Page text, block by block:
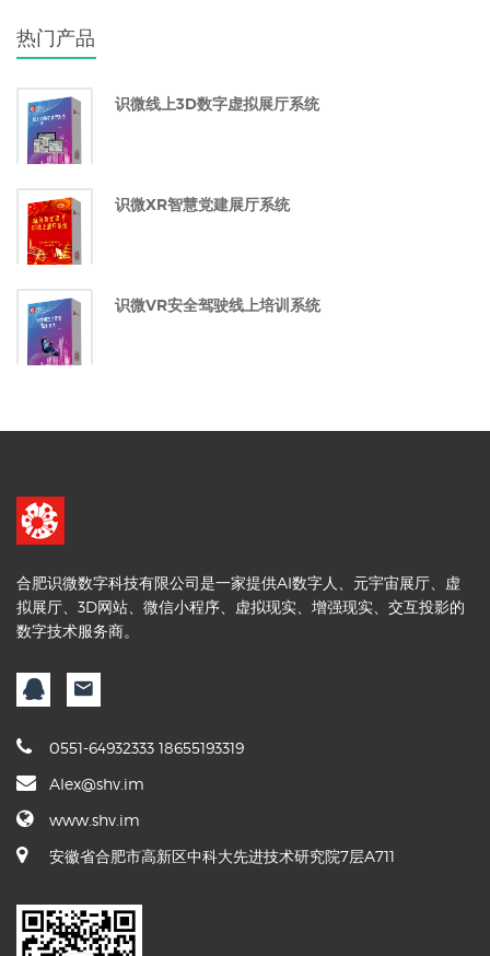
热门产品
识微线上3D数字虚拟展厅系统
识微XR智慧党建展厅系统
识微VR安全驾驶线上培训系统
合肥识微数字科技有限公司是一家提供AI数字人、元宇宙展厅、虚
拟展厅、3D网站、微信小程序、虚拟现实、增强现实、交互投影的
数字技术服务商。
0551-64932333 18655193319
Alex@shv.im
www.shv.im
安徽省合肥市高新区中科大先进技术研究院7层A711